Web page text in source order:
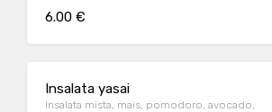
6.00 €
Insalata yasai
Insalata mista, mais, pomodoro, avocado,